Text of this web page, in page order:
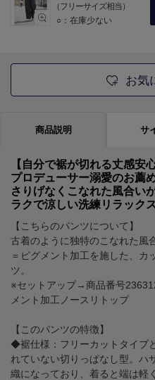
（フリーサイズ相当）
○：在庫少ない
お気
商品説明 サ
【自分で裾が切れる丈感安
プロデューサー溺愛のお薦
さりげなくこなれた風合い
ラクで涼しい洗練リラック
【こちらのパンツについて】
古着のように独特のこなれた風
＝ピグメント加工を施した、カ
ツ。
※セットアップ→商品番号
メント加工ノースリトップ
【このパンツの特徴】
◆裾仕様：フリーカットタイプ
れていない切りっぱなし型。ハ
織になっており、着ると端は軽